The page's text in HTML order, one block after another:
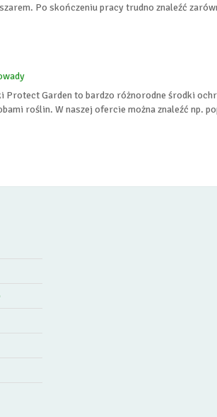
Po skończeniu pracy trudno znaleźć
Protect Garden to bardzo różnorodne środki
roślin. W naszej ofercie można znaleźć np.